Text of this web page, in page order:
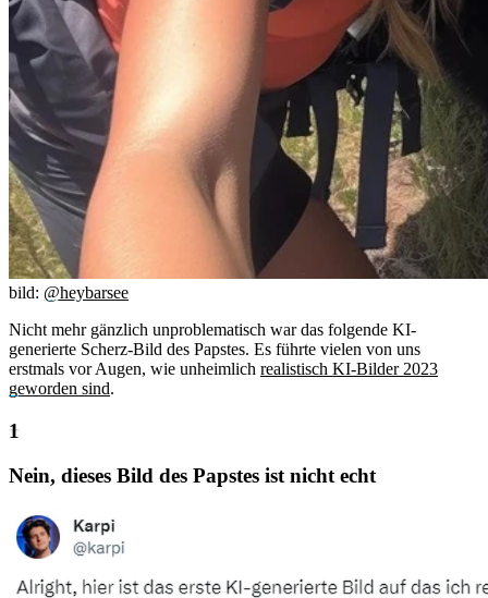
bild: @heybarsee
Nicht mehr gänzlich unproblematisch war das folgende KI-
generierte Scherz-Bild des Papstes. Es führte vielen von uns
erstmals vor Augen, wie unheimlich realistisch KI-Bilder 2023
geworden sind.
Nein, dieses Bild des Papstes ist nicht echt